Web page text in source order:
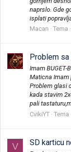
naprslo. Gde
isplati
Macan
Tema
Problem
Imam BUGET-
Maticna Imam
Problem glasi
kada stavim
pali
CvikiYT Tema
V SD karticu